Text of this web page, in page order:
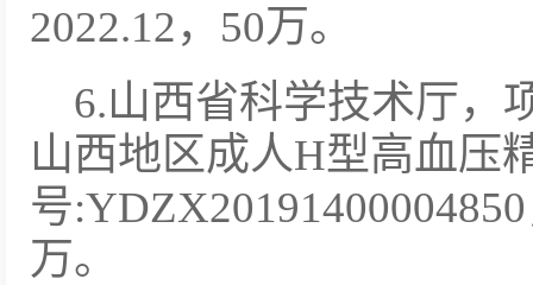
2022.12，50万。
6.山西省科学技术厅，
山西地区成人H型高血压
号
万。